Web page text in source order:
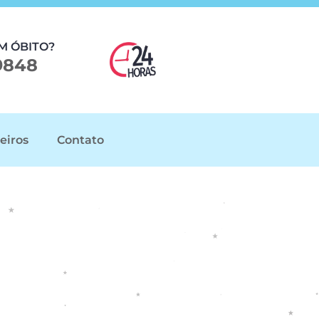
ÓBITO?
Contato